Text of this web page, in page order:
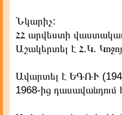
Նկարիչ:
ՀՀ արվեստի
Աշակերտել է Հ.Կ.
Ավարտել է ԵԳՌՒ
1968-ից դասավանդում